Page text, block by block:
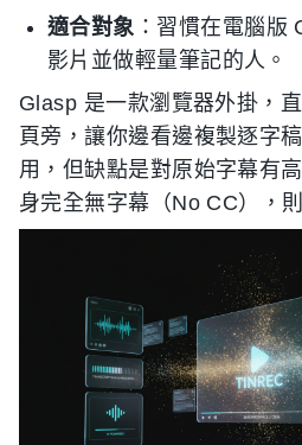
適合對象 ：習慣在電腦版
影片並做輕量筆記的人。
Glasp 是一款瀏覽器外掛，
頁旁，讓你邊看邊複製逐字
用，但缺點是對原始字幕有
身完全無字幕（No CC），